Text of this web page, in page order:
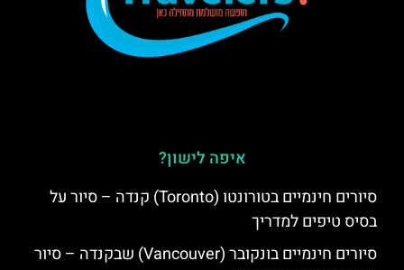
איפה לישון?
סיורים חינמיים בטורונטו (Toronto) קנדה – סיור על
בסיס טיפים למדריך
סיורים חינמיים בונקובר (Vancouver) שבקנדה – סיור